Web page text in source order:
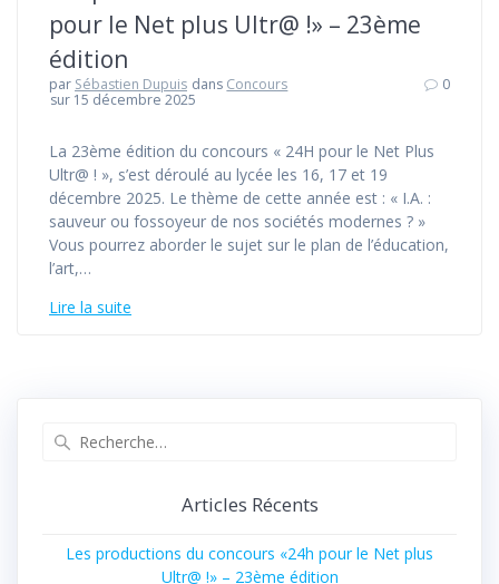
pour le Net plus Ultr@ !» – 23ème
édition
par Sébastien Dupuis dans Concours
sur 15 décembre 2025
0
La 23ème édition du concours « 24H pour le Net Plus
Ultr@ ! », s’est déroulé au lycée les 16, 17 et 19
décembre 2025. Le thème de cette année est : « I.A. :
sauveur ou fossoyeur de nos sociétés modernes ? »
Vous pourrez aborder le sujet sur le plan de l’éducation,
l’art,…
Lire la suite
Articles Récents
Les productions du concours «24h pour le Net plus
Ultr@ !» – 23ème édition